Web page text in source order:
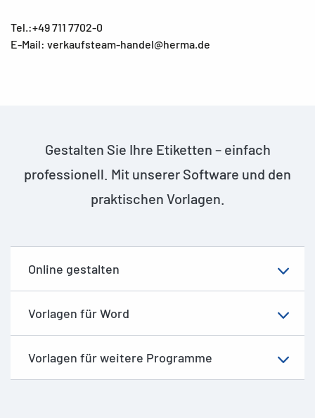
Tel.:+49 711 7702-0
E-Mail: verkaufsteam-handel@herma.de
Gestalten Sie Ihre Etiketten – einfach
professionell. Mit unserer Software und den
praktischen Vorlagen.
Online gestalten
Vorlagen für Word
Vorlagen für weitere Programme